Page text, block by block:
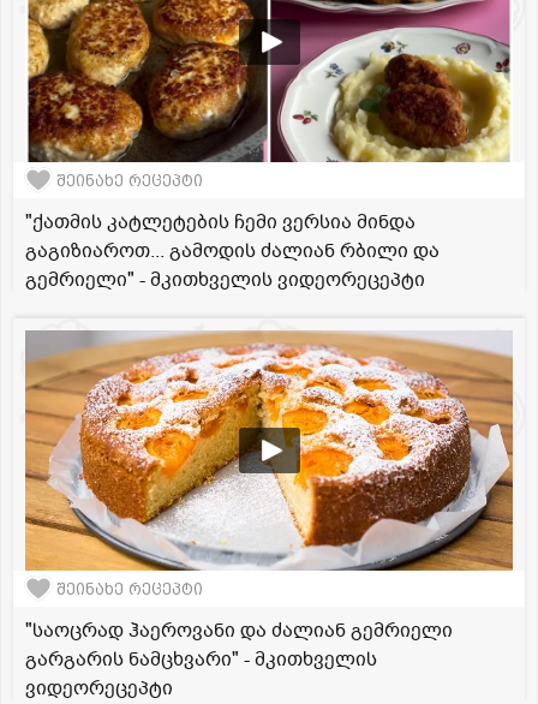
შეინახე რეცეპტი
"ქათმის კატლეტების ჩემი ვერსია მინდა
გაგიზიაროთ... გამოდის ძალიან რბილი და
გემრიელი" - მკითხველის ვიდეორეცეპტი
შეინახე რეცეპტი
"საოცრად ჰაეროვანი და ძალიან გემრიელი
გარგარის ნამცხვარი" - მკითხველის
ვიდეორეცეპტი